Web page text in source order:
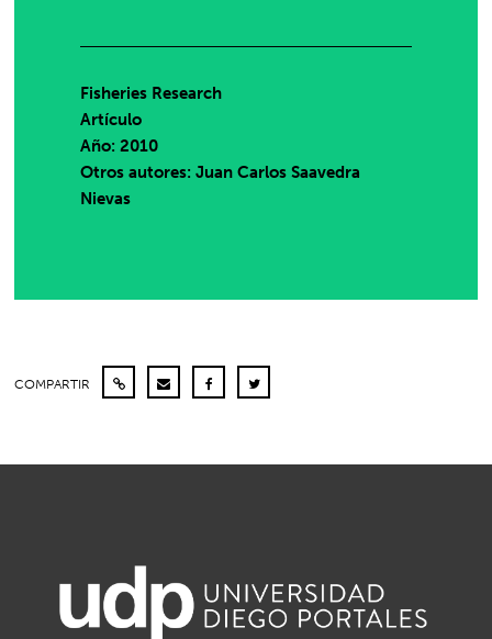
Fisheries Research
Artículo
Año: 2010
Otros autores: Juan Carlos Saavedra
Nievas
COMPARTIR